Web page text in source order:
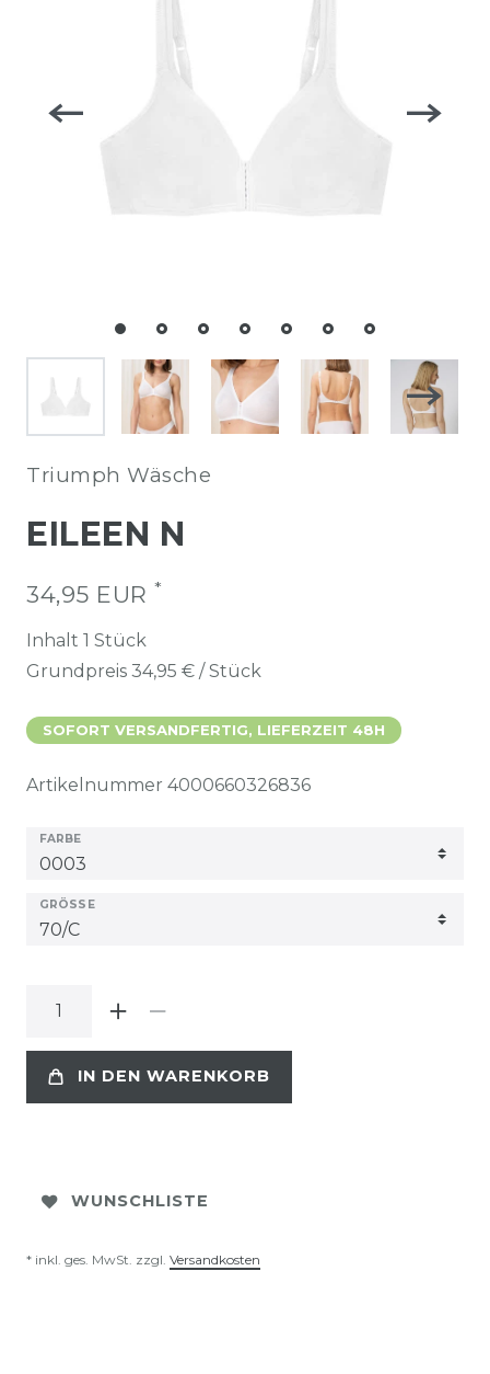
Triumph Wäsche
EILEEN N
34,95 EUR *
Inhalt 1 Stück
Grundpreis 34,95 € / Stück
SOFORT VERSANDFERTIG, LIEFERZEIT 48H
Artikelnummer 4000660326836
FARBE
GRÖSSE
IN DEN WARENKORB
WUNSCHLISTE
* inkl. ges. MwSt. zzgl. Versandkosten